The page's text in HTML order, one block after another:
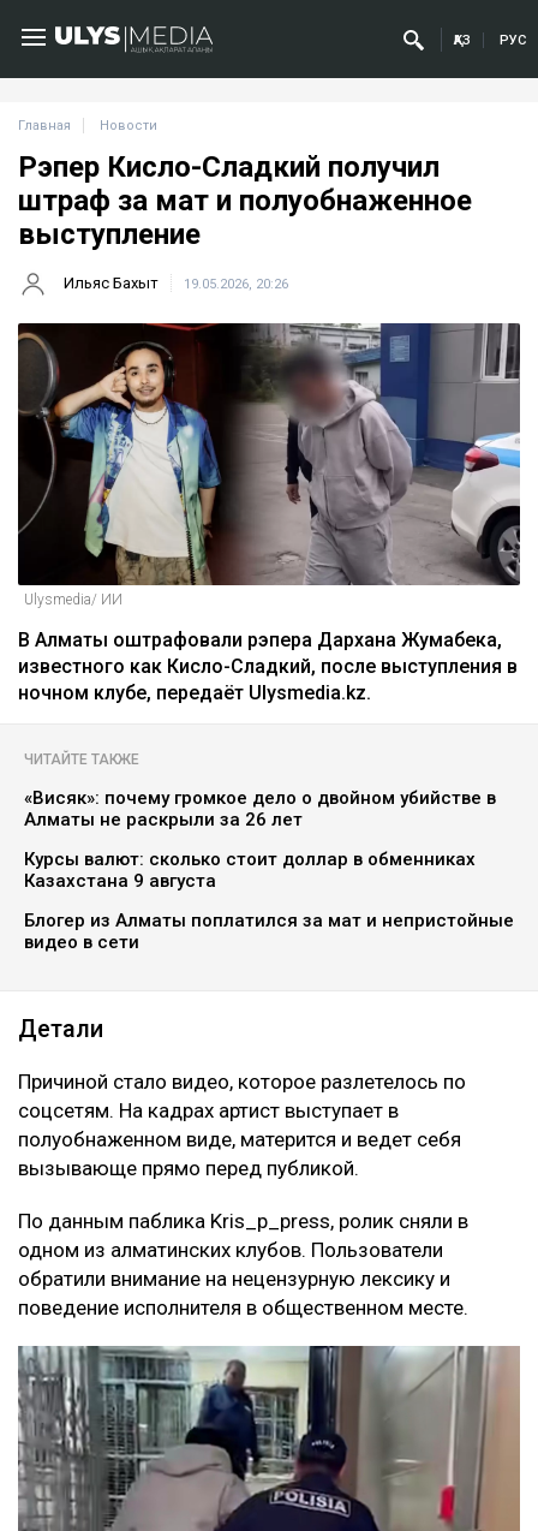
ҚАЗ РУС
Главная Новости
Рэпер Кисло-Сладкий получил
штраф за мат и полуобнаженное
выступление
Ильяс Бахыт 19.05.2026, 20:26
Ulysmedia/ ИИ
В Алматы оштрафовали рэпера Дархана Жумабека,
известного как Кисло-Сладкий, после выступления в
ночном клубе, передаёт Ulysmedia.kz.
ЧИТАЙТЕ ТАКЖЕ
«Висяк»: почему громкое дело о двойном убийстве в
Алматы не раскрыли за 26 лет
Курсы валют: сколько стоит доллар в обменниках
Казахстана 9 августа
Блогер из Алматы поплатился за мат и непристойные
видео в сети
Детали
Причиной стало видео, которое разлетелось по
соцсетям. На кадрах артист выступает в
полуобнаженном виде, матерится и ведет себя
вызывающе прямо перед публикой.
По данным паблика Kris_p_press, ролик сняли в
одном из алматинских клубов. Пользователи
обратили внимание на нецензурную лексику и
поведение исполнителя в общественном месте.